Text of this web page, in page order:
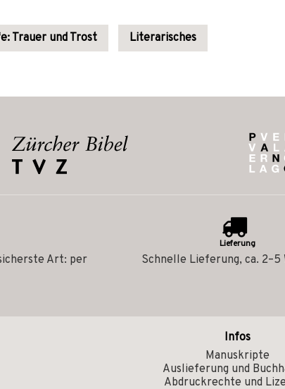
Trauer und Trost Literarisches
Art: per
Lieferung
Schnelle Lieferung, ca. 2–5
Infos
Manuskripte
Auslieferung und
Abdruckrechte und